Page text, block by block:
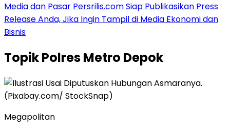
Media dan Pasar Persrilis.com Siap Publikasikan Press
Release Anda, Jika Ingin Tampil di Media Ekonomi dan
Bisnis
TopikPolres Metro Depok
Megapolitan